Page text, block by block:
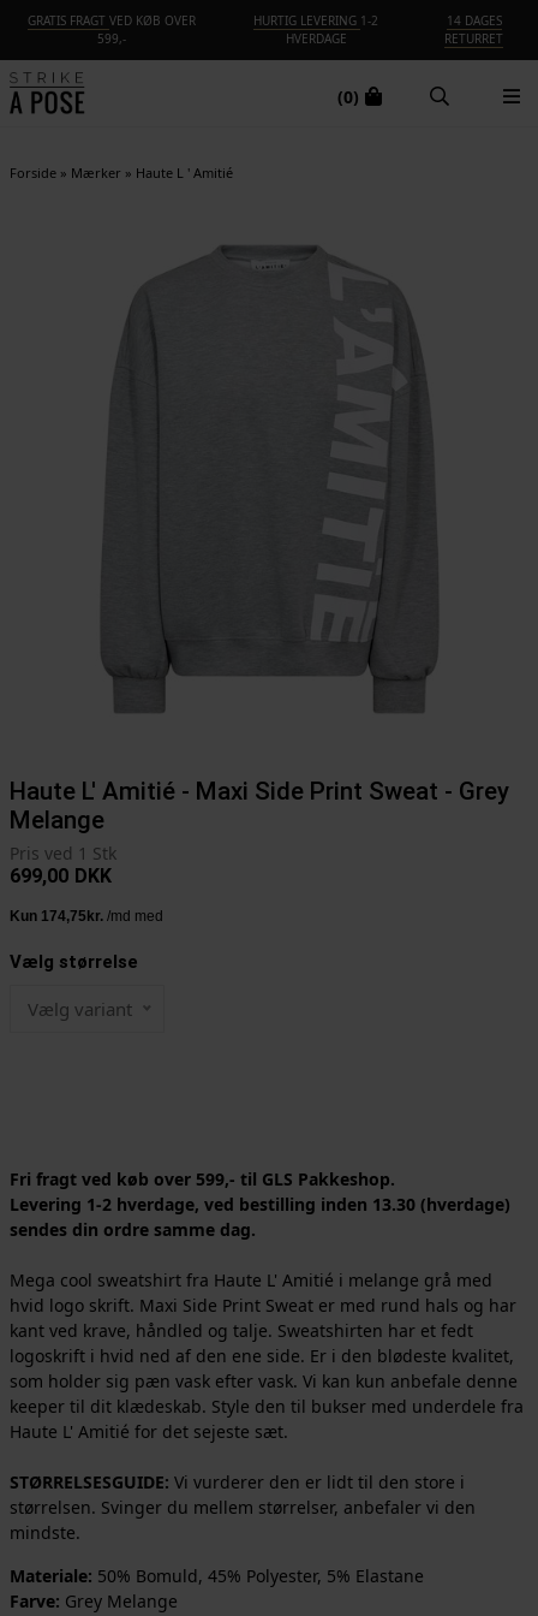
GRATIS FRAGT VED KØB OVER
599,-
HURTIG LEVERING 1-2
HVERDAGE
14 DAGES
RETURRET
(0)
Forside» Mærker » Haute L ' Amitié
Haute L' Amitié - Maxi Side Print Sweat - Grey
Melange
Pris ved 1 Stk
699,00 DKK
Vælg størrelse
Vælg variant
Fri fragt ved køb over 599,- til GLS Pakkeshop.
Levering 1-2 hverdage, ved bestilling inden 13.30 (hverdage)
sendes din ordre samme dag.
Mega cool sweatshirt fra Haute L' Amitié i melange grå med
hvid logo skrift. Maxi Side Print Sweat er med rund hals og har
kant ved krave, håndled og talje. Sweatshirten har et fedt
logoskrift i hvid ned af den ene side. Er i den blødeste kvalitet,
som holder sig pæn vask efter vask. Vi kan kun anbefale denne
keeper til dit klædeskab. Style den til bukser med underdele fra
Haute L' Amitié for det sejeste sæt.
STØRRELSESGUIDE: Vi vurderer den er lidt til den store i
størrelsen. Svinger du mellem størrelser, anbefaler vi den
mindste.
Materiale: 50% Bomuld, 45% Polyester, 5% Elastane
Farve: Grey Melange